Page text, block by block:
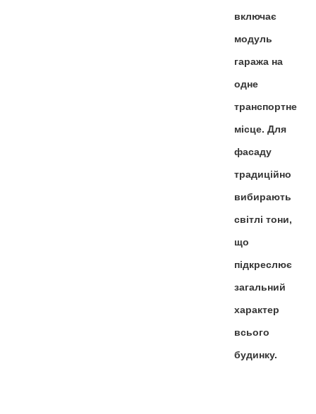
включає
модуль
гаража на
одне
транспортне
місце. Для
фасаду
традиційно
вибирають
світлі тони,
що
підкреслює
загальний
характер
всього
будинку.